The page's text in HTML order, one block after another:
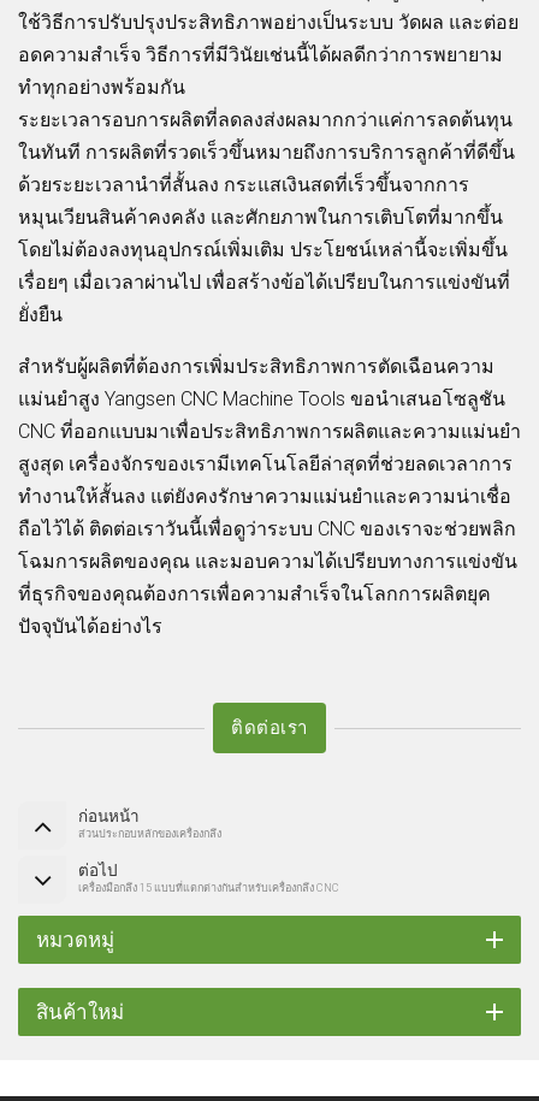
ใช้วิธีการปรับปรุงประสิทธิภาพอย่างเป็นระบบ วัดผล และต่อย
อดความสำเร็จ วิธีการที่มีวินัยเช่นนี้ได้ผลดีกว่าการพยายาม
ทำทุกอย่างพร้อมกัน
ระยะเวลารอบการผลิตที่ลดลงส่งผลมากกว่าแค่การลดต้นทุน
ในทันที การผลิตที่รวดเร็วขึ้นหมายถึงการบริการลูกค้าที่ดีขึ้น
ด้วยระยะเวลานำที่สั้นลง กระแสเงินสดที่เร็วขึ้นจากการ
หมุนเวียนสินค้าคงคลัง และศักยภาพในการเติบโตที่มากขึ้น
โดยไม่ต้องลงทุนอุปกรณ์เพิ่มเติม ประโยชน์เหล่านี้จะเพิ่มขึ้น
เรื่อยๆ เมื่อเวลาผ่านไป เพื่อสร้างข้อได้เปรียบในการแข่งขันที่
ยั่งยืน
สำหรับผู้ผลิตที่ต้องการเพิ่มประสิทธิภาพการตัดเฉือนความ
แม่นยำสูง Yangsen CNC Machine Tools ขอนำเสนอโซลูชัน
CNC ที่ออกแบบมาเพื่อประสิทธิภาพการผลิตและความแม่นยำ
สูงสุด เครื่องจักรของเรามีเทคโนโลยีล่าสุดที่ช่วยลดเวลาการ
ทำงานให้สั้นลง แต่ยังคงรักษาความแม่นยำและความน่าเชื่อ
ถือไว้ได้ ติดต่อเราวันนี้เพื่อดูว่าระบบ CNC ของเราจะช่วยพลิก
โฉมการผลิตของคุณ และมอบความได้เปรียบทางการแข่งขัน
ที่ธุรกิจของคุณต้องการเพื่อความสำเร็จในโลกการผลิตยุค
ปัจจุบันได้อย่างไร
ติดต่อเรา
ก่อนหน้า
ส่วนประกอบหลักของเครื่องกลึง
ต่อไป
เครื่องมือกลึง 15 แบบที่แตกต่างกันสำหรับเครื่องกลึง CNC
หมวดหมู่
สินค้าใหม่